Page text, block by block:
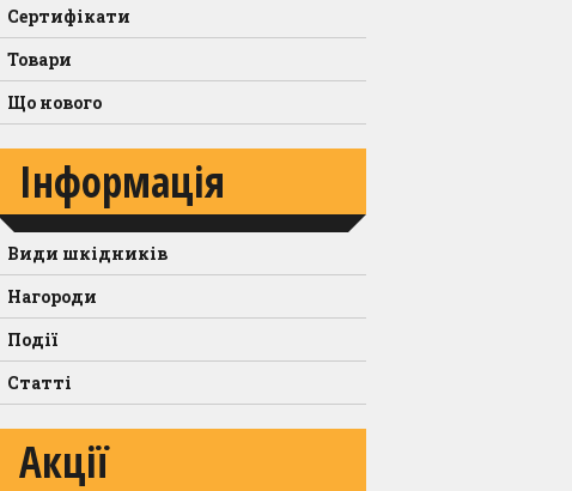
Сертифікати
Товари
Що нового
Інформація
Види шкідників
Нагороди
Події
Статті
Акції